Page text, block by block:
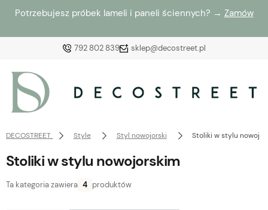
Potrzebujesz próbek lameli i paneli ściennych? → Zamów
792 802 839 sklep@decostreet.pl
DECOSTREET Style Styl nowojorski Stoliki w stylu
Stoliki w stylu nowojorskim
Ta kategoria zawiera 4 produktów